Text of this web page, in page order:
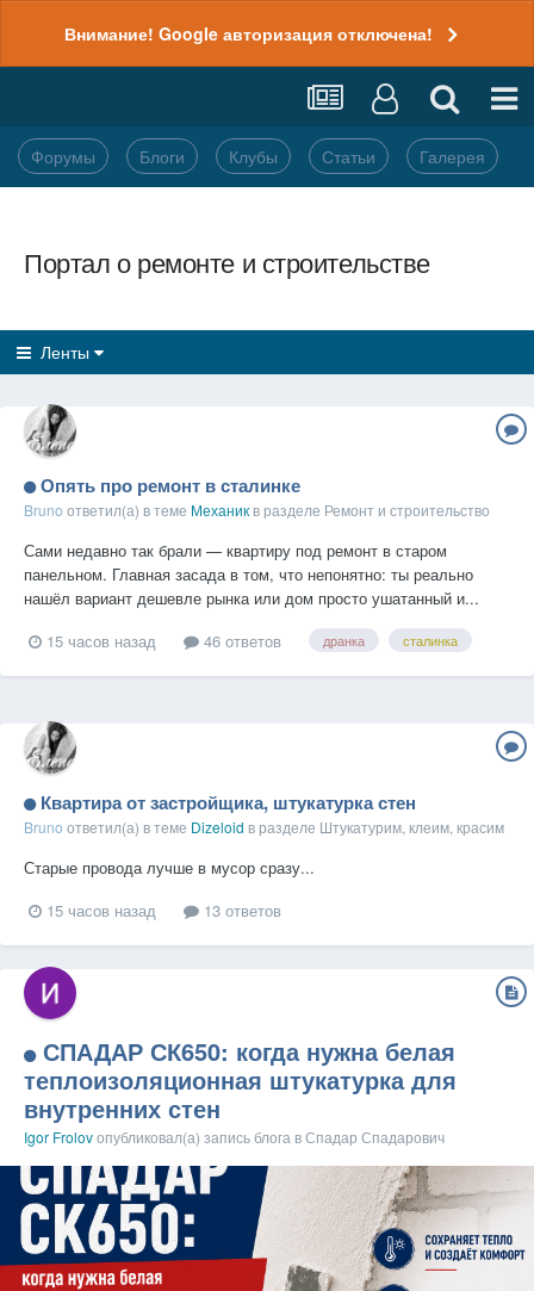
Внимание! Google авторизация отключена!
Форумы Блоги Клубы Статьи Галерея
Портал о ремонте и строительстве
Ленты
Опять про ремонт в сталинке
Bruno ответил(а) в теме Механик в разделе Ремонт и строительство
Сами недавно так брали — квартиру под ремонт в старом
панельном. Главная засада в том, что непонятно: ты реально
нашёл вариант дешевле рынка или дом просто ушатанный и...
15 часов назад
46 ответов дранка сталинка
Квартира от застройщика, штукатурка стен
Bruno ответил(а) в теме Dizeloid в разделе Штукатурим, клеим, красим
Старые провода лучше в мусор сразу...
15 часов назад
13 ответов
СПАДАР СК650: когда нужна белая
теплоизоляционная штукатурка для
внутренних стен
Igor Frolovопубликовал(а) запись блога вСпадар Спадарович